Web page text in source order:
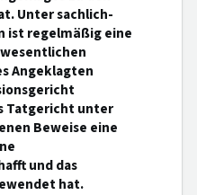
Unter sachlich-
ist regelmäßig eine
Angeklagten
Tatgericht unter
Beweise eine
und das
hat.